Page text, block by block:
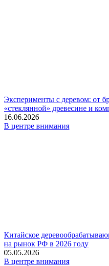
Эксперименты с деревом: от
«стеклянной» древесине и
16.06.2026
В центре внимания
Китайское
на рынок РФ в 2026 году
05.05.2026
В центре внимания